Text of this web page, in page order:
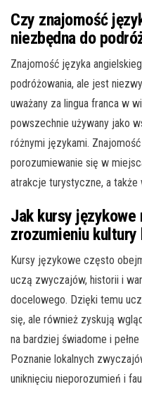
Czy znajomość
niezbędna do
Znajomość języka
podróżowania, ale jest
uważany za lingua franca w
powszechnie używany jako
różnymi językami.
porozumiewanie się w
atrakcje turystyczne, a także
Jak kursy językowe
zrozumieniu
Kursy językowe często
uczą zwyczajów, historii i
docelowego. Dzięki temu
się, ale również zyskują
na bardziej świadome i
Poznanie lokalnych
uniknięciu nieporozumień i